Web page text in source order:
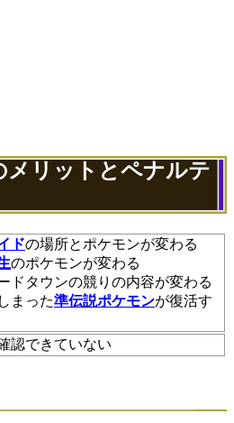
メリットとペナルテ
ドの場所とポケモンが変わる
のポケモンが変わる
ドタウンの競りの内容が変わる
まった準伝説ポケモンが復活す
認できていない